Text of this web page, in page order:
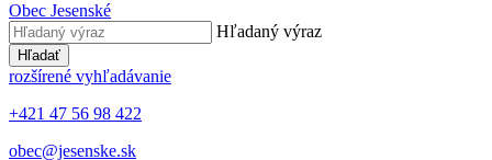
Obec Jesenské
Hľadaný výraz
Hľadať
rozšírené vyhľadávanie
+421 47 56 98 422
obec@jesenske.sk